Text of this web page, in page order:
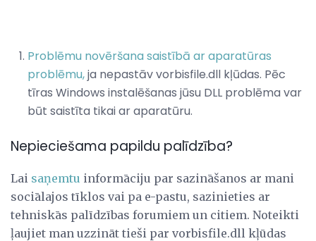
Problēmu novēršana saistībā ar aparatūras
problēmu,ja nepastāv vorbisfile.dll kļūdas. Pēc
tīras Windows instalēšanas jūsu DLL problēma var
būt saistīta tikai ar aparatūru.
Nepieciešama papildu palīdzība?
Lai saņemtu informāciju par sazināšanos ar mani
sociālajos tīklos vai pa e-pastu, sazinieties ar
tehniskās palīdzības forumiem un citiem. Noteikti
ļaujiet man uzzināt tieši par vorbisfile.dll kļūdas